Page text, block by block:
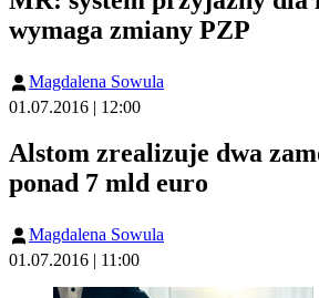
wymaga zmiany PZP
Magdalena Sowula
01.07.2016 | 12:00
Alstom zrealizuje dwa
ponad 7 mld euro
Magdalena Sowula
01.07.2016 | 11:00